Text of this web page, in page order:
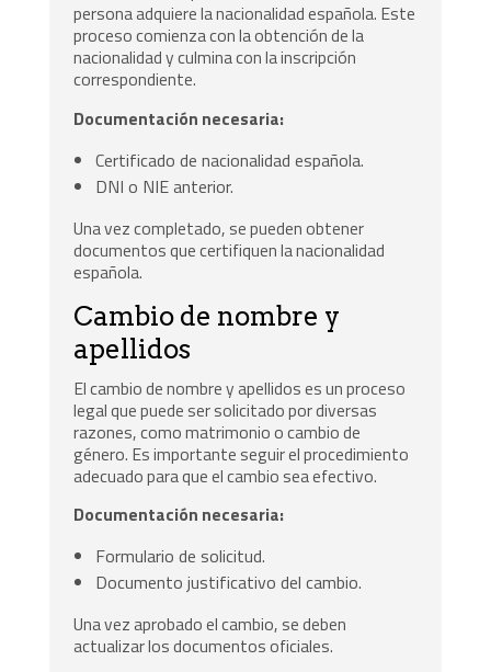
persona adquiere la nacionalidad española. Este
proceso comienza con la obtención de la
nacionalidad y culmina con la inscripción
correspondiente.
Documentación necesaria:
Certificado de nacionalidad española.
DNI o NIE anterior.
Una vez completado, se pueden obtener
documentos que certifiquen la nacionalidad
española.
Cambio de nombre y
apellidos
El cambio de nombre y apellidos es un proceso
legal que puede ser solicitado por diversas
razones, como matrimonio o cambio de
género. Es importante seguir el procedimiento
adecuado para que el cambio sea efectivo.
Documentación necesaria:
Formulario de solicitud.
Documento justificativo del cambio.
Una vez aprobado el cambio, se deben
actualizar los documentos oficiales.